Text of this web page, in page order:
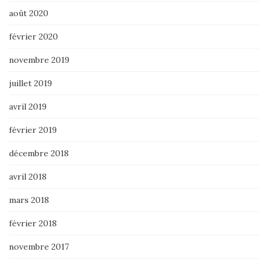
août 2020
février 2020
novembre 2019
juillet 2019
avril 2019
février 2019
décembre 2018
avril 2018
mars 2018
février 2018
novembre 2017